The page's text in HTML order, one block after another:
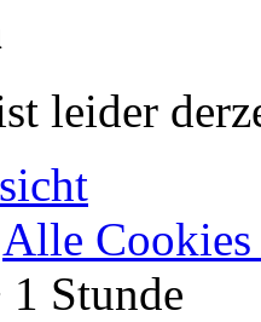
leider
Alle Cookies
Stunde